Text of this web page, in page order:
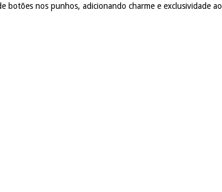
botões nos punhos, adicionando charme e exclusividade ao